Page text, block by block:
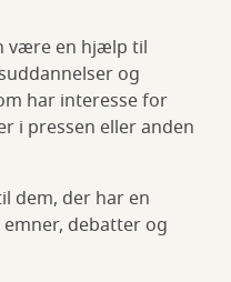
være en hjælp til
og
har interesse for
i pressen eller anden
dem, der har en
debatter og